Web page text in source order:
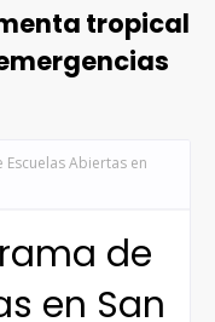
tropical
Abiertas en
de
en San